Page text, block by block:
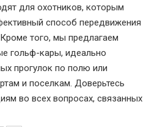
для охотников, которым
способ передвижения
того, мы предлагаем
гольф-кары, идеально
прогулок по полю или
и поселкам. Доверьтесь
во всех вопросах, связанных